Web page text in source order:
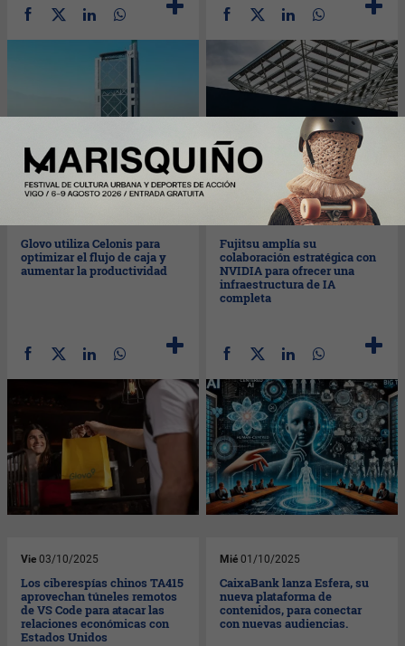
Glovo utiliza Celonis para
optimizar el flujo de caja y
aumentar la productividad
07/10/2025
Fujitsu amplía su
colaboración estratégica con
NVIDIA para ofrecer una
infraestructura de IA
completa
Vie 03/10/2025
Los ciberespías chinos TA415
aprovechan túneles remotos
de VS Code para atacar las
relaciones económicas con
Estados Unidos
Mié 01/10/2025
CaixaBank lanza Esfera, su
nueva plataforma de
contenidos, para conectar
con nuevas audiencias.